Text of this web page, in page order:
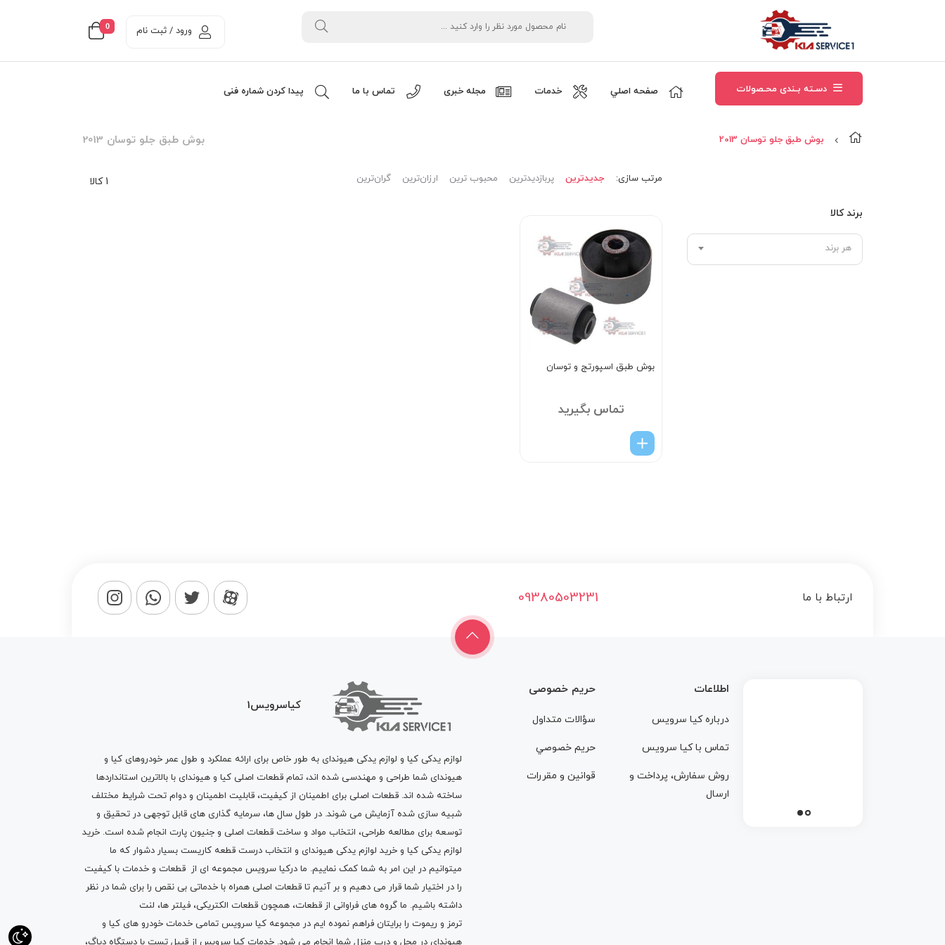
0 ورود / ثبت نام
دسـته بـندی محـصولات صفحه اصلي خدمات مجله خبری تماس با ما پیدا کردن شماره فنی
بوش طبق جلو توسان 2013 بوش طبق جلو توسان 2013
برند کالا
هر برند
1 کالا مرتب‌ سازی: جدیدترین پربازدیدترین محبوب ترین ارزان‌ترین گران‌ترین
بوش طبق اسپورتج و توسان
تماس بگیرید
ارتباط با ما 09380503231
اطلاعات
درباره کيا سرويس
تماس با کيا سرويس
روش سفارش، پرداخت و
ارسال
حریم خصوصی
سؤالات متداول
حريم خصوصي
قوانين و مقررات
کیاسرویس1
لوازم یدکی کیا و لوازم یدکی هیوندای به طور خاص برای ارائه عملکرد و طول عمر خودروهای کیا و
هیوندای شما طراحی و مهندسی شده اند، تمام قطعات اصلی کیا و هیوندای با بالاترین استانداردها
ساخته شده اند. قطعات اصلی برای اطمینان از کیفیت، قابلیت اطمینان و دوام تحت شرایط مختلف
شبیه سازی شده آزمایش می شوند. در طول سال ها، سرمایه گذاری های قابل توجهی در تحقیق و
توسعه برای مطالعه طراحی، انتخاب مواد و ساخت قطعات اصلی و جنیون پارت انجام شده است. خرید
لوازم یدکی کیا و خرید لوازم یدکی هیوندای و انتخاب درست قطعه کاریست بسیار دشوار که ما
میتوانیم در این امر به شما کمک نماییم. ما درکیا سرویس مجموعه ای از قطعات و خدمات با کیفیت
را در اختیار شما قرار می دهیم و بر آنیم تا قطعات اصلی همراه با خدماتی بی نقص را برای شما در نظر
داشته باشیم. ما گروه های فراوانی از قطعات، همچون قطعات الکتریکی، فیلتر ها، لنت
ترمز و ریموت را برایتان فراهم نموده ایم در مجموعه کیا سرویس تمامی خدمات خودرو های کیا و
هیوندای در محل و درب منزل شما انجام می شود. خدمات کیا سرویس از قبیل تست با دستگاه دیاگ،